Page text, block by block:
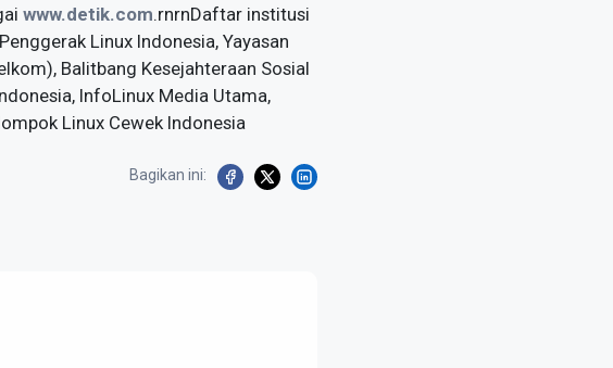
www.detik.com.rnrnDaftar institusi
Linux Indonesia, Yayasan
Balitbang Kesejahteraan Sosial
InfoLinux Media Utama,
Linux Cewek Indonesia
Bagikan ini: